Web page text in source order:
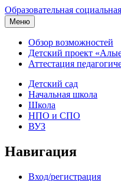
Образовательная
Меню
Обзор возможностей
Детский проект
Аттестация
Детский сад
Начальная школа
Школа
НПО и СПО
ВУЗ
Навигация
Вход/регистрация